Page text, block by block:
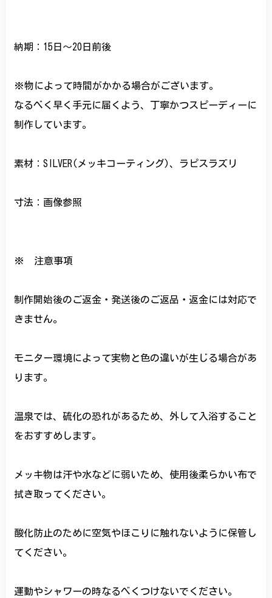
納期：15日～20日前後
※物によって時間がかかる場合がございます。
なるべく早く手元に届くよう、丁寧かつスピーディーに
制作しています。
素材：SILVER(メッキコーティング)、ラピスラズリ
寸法：画像参照
※ 注意事項
制作開始後のご返金・発送後のご返品・返金には対応で
きません。
モニター環境によって実物と色の違いが生じる場合があ
ります。
温泉では、硫化の恐れがあるため、外して入浴すること
をおすすめします。
メッキ物は汗や水などに弱いため、使用後柔らかい布で
拭き取ってください。
酸化防止のために空気やほこりに触れないように保管し
てください。
運動やシャワーの時なるべくつけないでください。